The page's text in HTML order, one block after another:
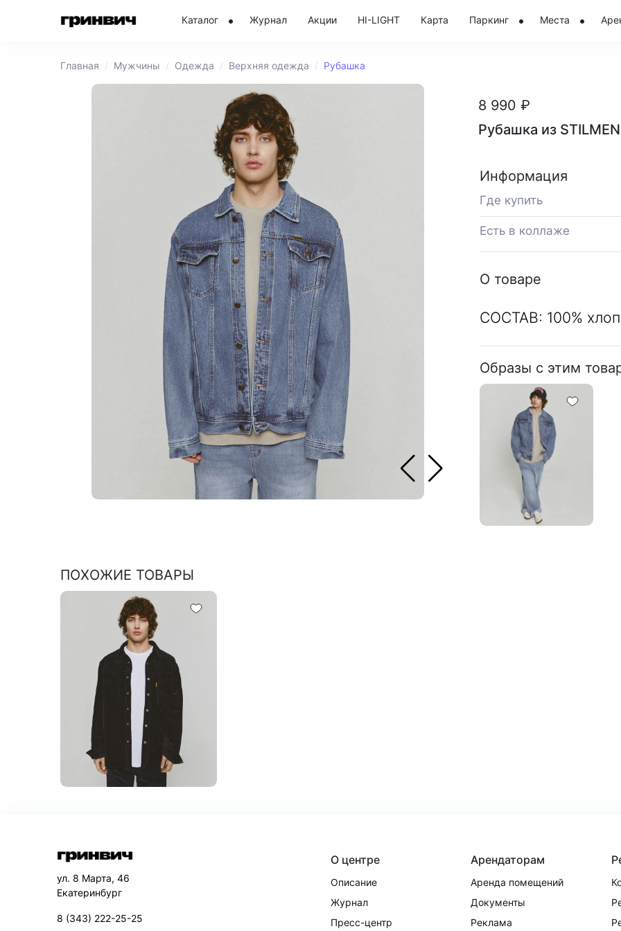
Каталог Журнал Акции HI-LIGHT Карта Паркинг Места
Главная Мужчины Одежда Верхняя одежда Рубашка
8 990 ₽
Рубашка из STILMEN
Информация
Где купить
Есть в коллаже
О товаре
СОСТАВ: 100%
Образы с этим
ПОХОЖИЕ ТОВАРЫ
ул. 8 Марта, 46
Екатеринбург
8 (343) 222-25-25
О центре
Описание
Журнал
Пресс-центр
Арендаторам
Аренда помещений
Документы
Реклама